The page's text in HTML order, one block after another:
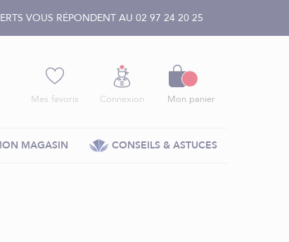
VOUS RÉPONDENT AU 02 97 24 20 25
Mes favoris Connexion Mon panier
CONSEILS & ASTUCES
MAGASIN